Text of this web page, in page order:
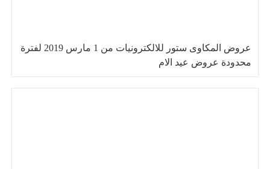
عروض المكاوى ستور للالكترونيات من 1 مارس 2019 لفترة
محدودة عروض عيد الام